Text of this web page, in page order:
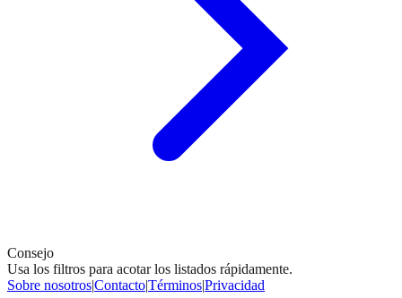
Consejo
Usa los filtros para acotar los listados rápidamente.
Sobre nosotros|Contacto|Términos|Privacidad